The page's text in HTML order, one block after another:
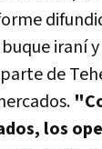
iraní
de
los